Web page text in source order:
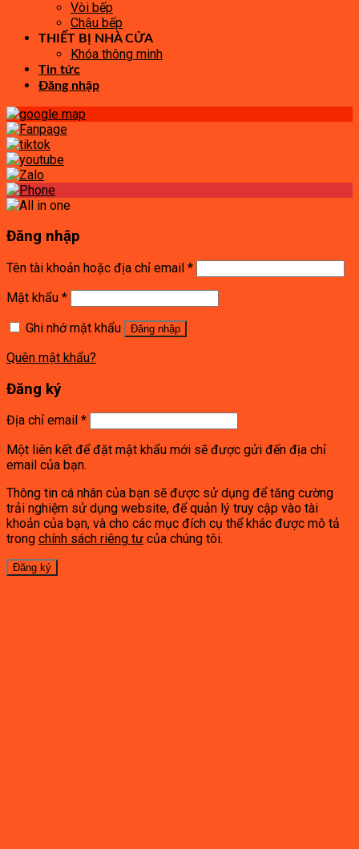
Vòi bếp
Chậu bếp
THIẾT BỊ NHÀ CỬA
Khóa thông minh
Tin tức
Đăng nhập
Đăng nhập
Tên tài khoản hoặc địa chỉ email *
Mật khẩu *
Ghi nhớ mật khẩu
Đăng nhập
Quên mật khẩu?
Đăng ký
Địa chỉ email *
Một liên kết để đặt mật khẩu mới sẽ được gửi đến địa chỉ
email của bạn.
Thông tin cá nhân của bạn sẽ được sử dụng để tăng cường
trải nghiệm sử dụng website, để quản lý truy cập vào tài
khoản của bạn, và cho các mục đích cụ thể khác được mô tả
trong chính sách riêng tư của chúng tôi.
Đăng ký